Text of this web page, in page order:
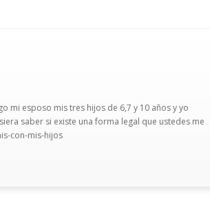
mi esposo mis tres hijos de 6,7 y 10 años y yo
saber si existe una forma legal que ustedes me
con-mis-hijos